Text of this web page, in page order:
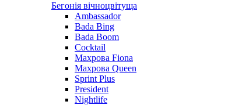
Бегонiя вiчноцвiтуща
Ambassador
Bada Bing
Bada Boom
Cocktail
Махрова Fiona
Махрова Queen
Sprint Plus
President
Nightlife